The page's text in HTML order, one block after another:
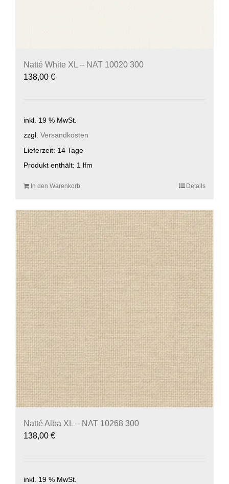
Natté White XL – NAT 10020 300
138,00 €
inkl. 19 % MwSt.
zzgl. Versandkosten
Lieferzeit: 14 Tage
Produkt enthält: 1 lfm
In den Warenkorb Details
Natté Alba XL – NAT 10268 300
138,00 €
inkl. 19 % MwSt.